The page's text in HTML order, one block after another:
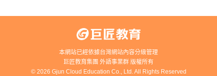
講師登入
本網站已經依據台灣網站內容分級管理
巨匠教育集團 外語事業群 版權所有
© 2026 Gjun Cloud Education Co., Ltd. All Rights Reserved